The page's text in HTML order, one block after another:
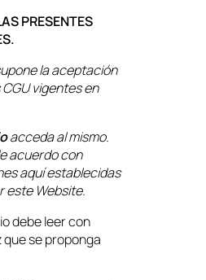
PRESENTES
la aceptación
CGU vigentes en
acceda al mismo.
acuerdo con
aquí establecidas
este Website.
debe leer con
se proponga